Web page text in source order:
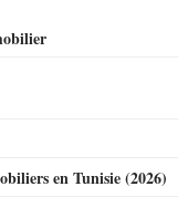
en Tunisie (2026)